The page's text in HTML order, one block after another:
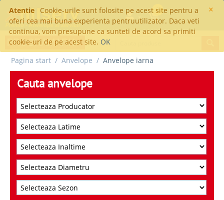
×
Atentie
Cookie-urile sunt folosite pe acest site pentru a
oferi cea mai buna experienta pentruutilizator. Daca veti
continua, vom presupune ca sunteti de acord sa primiti
cookie-uri de pe acest site. OK
0
Pagina start / Anvelope / Anvelope iarna
Cauta anvelope